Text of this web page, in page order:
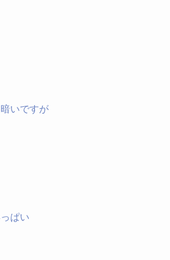
いですが
ぱい